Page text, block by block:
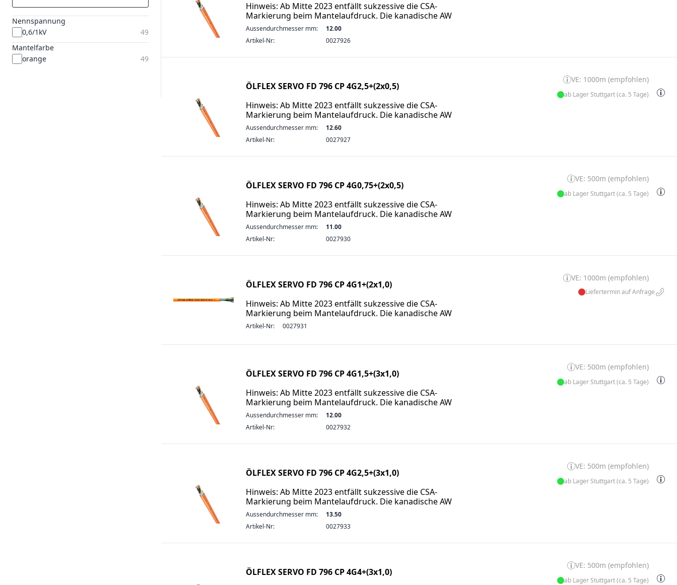
Hinweis: Ab Mitte 2023 entfällt sukzessive die CSA-
Markierung beim Mantelaufdruck. Die kanadische AW
Aussendurchmesser mm:
12.00
Artikel-Nr:
0027926
ÖLFLEX SERVO FD 796 CP 4G2,5+(2x0,5)
Hinweis: Ab Mitte 2023 entfällt sukzessive die CSA-
Markierung beim Mantelaufdruck. Die kanadische AW
Aussendurchmesser mm:
12.60
Artikel-Nr:
0027927
VE: 1000m (empfohlen)
ab Lager Stuttgart (ca. 5 Tage)
ÖLFLEX SERVO FD 796 CP 4G0,75+(2x0,5)
Hinweis: Ab Mitte 2023 entfällt sukzessive die CSA-
Markierung beim Mantelaufdruck. Die kanadische AW
Aussendurchmesser mm:
11.00
Artikel-Nr:
0027930
VE: 500m (empfohlen)
ab Lager Stuttgart (ca. 5 Tage)
ÖLFLEX SERVO FD 796 CP 4G1+(2x1,0)
Hinweis: Ab Mitte 2023 entfällt sukzessive die CSA-
Markierung beim Mantelaufdruck. Die kanadische AW
Artikel-Nr: 0027931
VE: 1000m (empfohlen)
Liefertermin auf Anfrage
ÖLFLEX SERVO FD 796 CP 4G1,5+(3x1,0)
Hinweis: Ab Mitte 2023 entfällt sukzessive die CSA-
Markierung beim Mantelaufdruck. Die kanadische AW
Aussendurchmesser mm:
12.00
Artikel-Nr:
0027932
VE: 500m (empfohlen)
ab Lager Stuttgart (ca. 5 Tage)
ÖLFLEX SERVO FD 796 CP 4G2,5+(3x1,0)
Hinweis: Ab Mitte 2023 entfällt sukzessive die CSA-
Markierung beim Mantelaufdruck. Die kanadische AW
Aussendurchmesser mm:
13.50
Artikel-Nr:
0027933
VE: 500m (empfohlen)
ab Lager Stuttgart (ca. 5 Tage)
ÖLFLEX SERVO FD 796 CP 4G4+(3x1,0)
VE: 500m (empfohlen)
ab Lager Stuttgart (ca. 5 Tage)
Nennspannung
0,6/1kV
49
Mantelfarbe
orange
49